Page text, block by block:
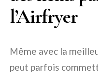
l’Airfryer
Même avec la
peut parfois